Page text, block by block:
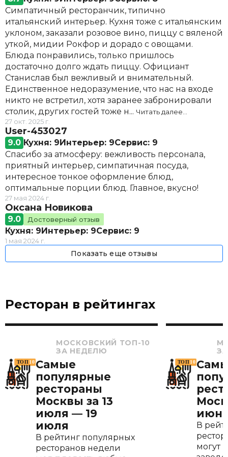
Симпатичный ресторанчик, типично
итальянский интерьер. Кухня тоже с итальянским
уклоном, заказали розовое вино, пиццу с вяленой
уткой, мидии Рокфор и дорадо с овощами.
Блюда понравились, только пришлось
достаточно долго ждать пиццу. Официант
Станислав был вежливый и внимательный.
Единственное недоразумение, что нас на входе
никто не встретил, хотя заранее забронировали
столик, других гостей тоже н... Читать далее…
27 окт. 2025 г.
User-453027
9.0 Кухня: 9Интерьер: 9Сервис: 9
Спасибо за атмосферу: вежливость персонала,
приятный интерьер, симпатичная посуда,
интересное тонкое оформление блюд,
оптимальные порции блюд. Главное, вкусно!
27 мая 2024 г.
Оксана Новикова
9.0 Достоверный отзыв
Кухня: 9Интерьер: 9Сервис: 9
1 мая 2024 г.
Показать еще отзывы
Ресторан в рейтингах
МОСКОВСКИЙ ТОП-10
ЗА НЕДЕЛЮ
Самые
популярные
рестораны
Москвы за 13
июля — 19
июля
В рейтинг популярных
ресторанов недели
В
могут